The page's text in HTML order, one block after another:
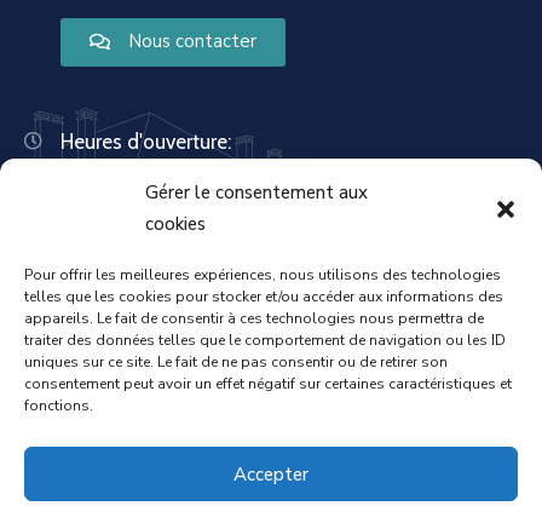
Gérer le consentement aux
cookies
Pour offrir les meilleures expériences, nous utilisons des technologies
telles que les cookies pour stocker et/ou accéder aux informations des
appareils. Le fait de consentir à ces technologies nous permettra de
traiter des données telles que le comportement de navigation ou les ID
uniques sur ce site. Le fait de ne pas consentir ou de retirer son
consentement peut avoir un effet négatif sur certaines caractéristiques et
fonctions.
Accepter
Nous contacter
Heures d'ouverture:
Mardi : 13:30 – 18:00
Mercredi : 08:30 – 12:00 | 14:00 – 17:00
Vendredi : 08:30 – 12:00 | 14:00 – 17:00
Samedi : Fermée
Dimanche : Fermée
Mentions légales